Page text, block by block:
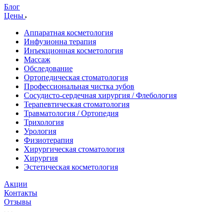
Блог
Цены
Аппаратная косметология
Инфузионна терапия
Инъекционная косметология
Массаж
Обследование
Ортопедическая стоматология
Профессиональная чистка зубов
Сосудисто-сердечная хирургия / Флебология
Терапевтическая стоматология
Травматология / Ортопедия
Трихология
Урология
Физиотерапия
Хирургическая стоматология
Хирургия
Эстетическая косметология
Акции
Контакты
Отзывы